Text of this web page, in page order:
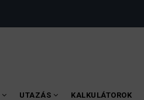
UTAZÁS KALKULÁTOROK